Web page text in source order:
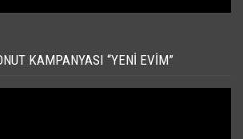
KAMPANYASI “YENI EVIM”